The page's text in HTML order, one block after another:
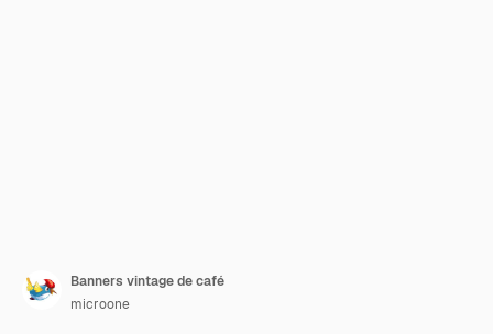
Banners vintage de café
microone